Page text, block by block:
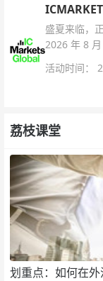
盛夏来临，
2026 年 8
活动时间：
荔枝课堂
划重点：如何在